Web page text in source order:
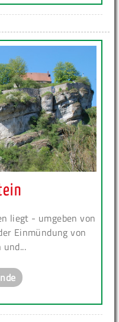
liegt - umgeben von
Einmündung von
und...